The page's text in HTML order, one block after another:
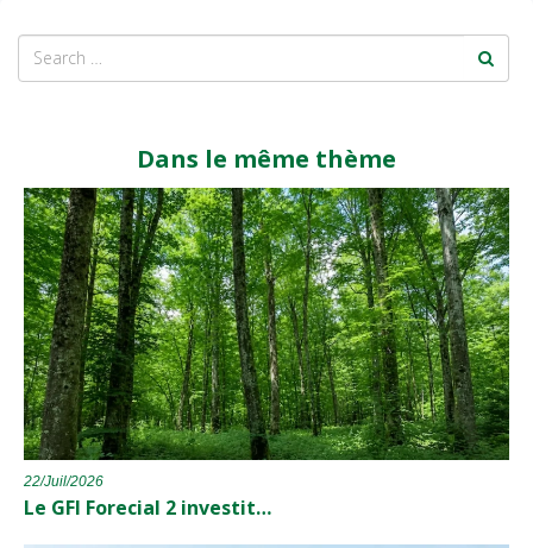
Dans le même thème
22/Juil/2026
Le GFI Forecial 2 investit…